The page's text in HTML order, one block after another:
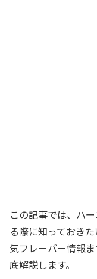
この記事では、ハ
る際に知っておき
気フレーバー情報
底解説します。